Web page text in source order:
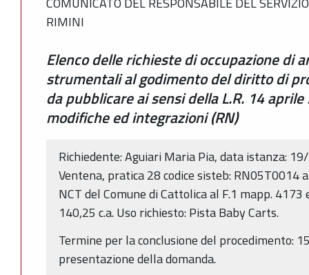
RIMINI
Elenco delle richieste di occupazione di
strumentali al godimento del diritto di
da pubblicare ai sensi della L.R. 14
modifiche ed integrazioni (RN)
Richiedente: Aguiari Maria Pia, data istanza:
Ventena, pratica 28 codice sisteb: RN05T0014
NCT del Comune di Cattolica al F.1 mapp.
140,25 c.a. Uso richiesto: Pista Baby Carts.
Termine per la conclusione del procedimento:
presentazione della domanda.